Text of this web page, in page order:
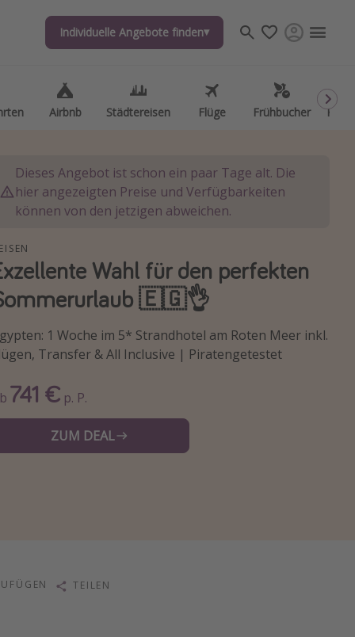
Individuelle Angebote finden
Airbnb Städtereisen Flüge Frühbucher
Individuelle Angebote finden
Airbnb Städtereisen Flüge Frühbucher
Dieses Angebot ist schon ein paar Tage alt. Die
hier angezeigten Preise und Verfügbarkeiten
können von den jetzigen abweichen.
Wahl für den perfekten
🇪🇬👌
1 Woche im 5* Strandhotel am Roten Meer inkl.
Transfer & All Inclusive | Piratengetestet
741 € p. P.
ZUM DEAL
TEILEN